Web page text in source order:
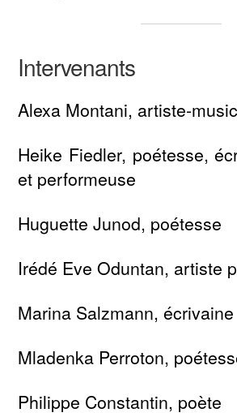
Intervenants
Alexa Montani, artiste-
Heike Fiedler, poétesse,
et performeuse
Huguette Junod, poétesse
Irédé Eve Oduntan, artiste
Marina Salzmann, écrivaine
Mladenka Perroton,
Philippe Constantin, poète